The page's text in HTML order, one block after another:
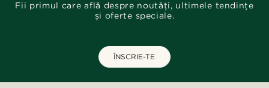
Fii primul care află despre noutăți, ultimele tendințe
și oferte speciale.
ÎNSCRIE-TE